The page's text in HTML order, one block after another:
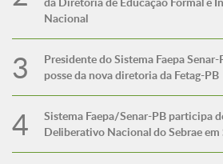
Nacional
Presidente do Sistema Faepa
posse da nova diretoria da Fetag-PB
Sistema Faepa/Senar-PB participa
Deliberativo Nacional do Sebrae em